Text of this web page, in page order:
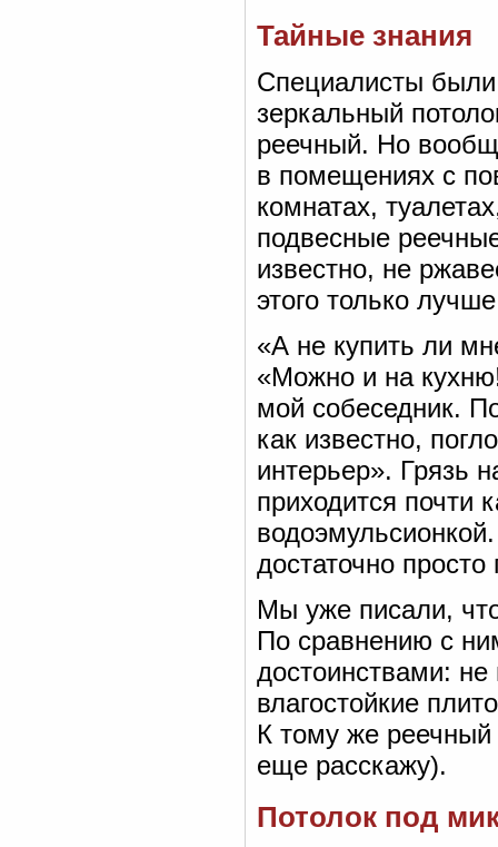
Тайные знания
Специалисты
зеркальный
реечный. Но
в помещениях с
комнатах,
подвесные
известно, не
этого только
«А не купить ли
«Можно и на
мой собеседник.
как известно,
интерьер». Грязь
приходится почти
достаточно
Мы уже писали,
По сравнению с
достоинствами:
влагостойкие
К тому же реечный
еще расскажу).
Потолок под